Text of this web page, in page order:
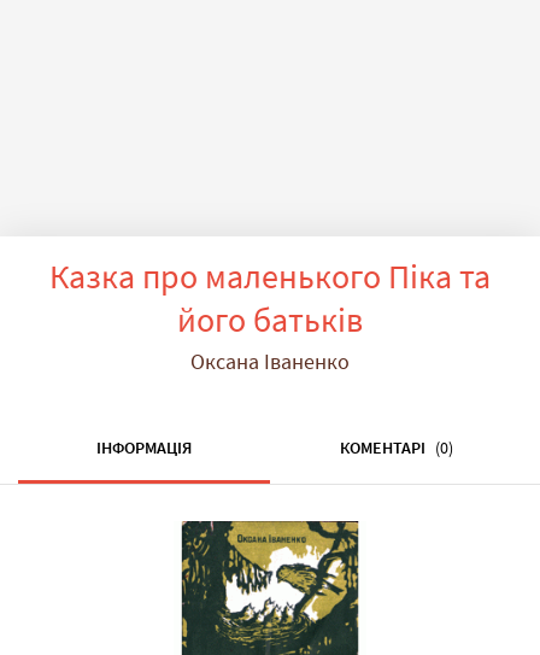
Казка про маленького Піка та
його батьків
Оксана Іваненко
ІНФОРМАЦІЯ КОМЕНТАРІ (0)